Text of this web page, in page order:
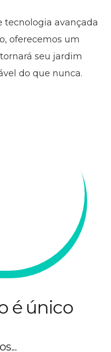
tecnologia avançada
oferecemos um
seu jardim
do que nunca.
é único